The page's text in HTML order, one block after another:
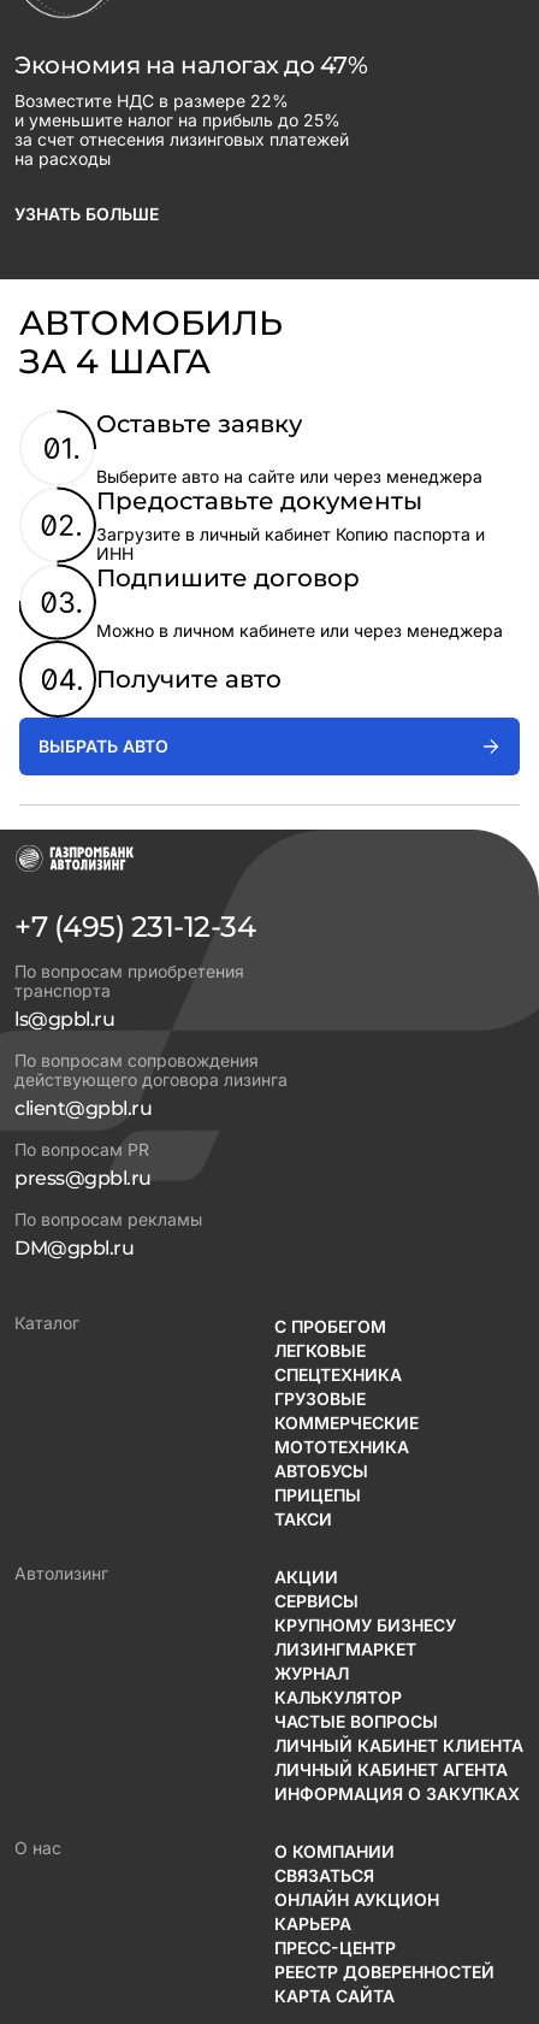
Экономия на налогах до 47%
Возместите НДС в размере 22%
и уменьшите налог на прибыль до 25%
за счет отнесения лизинговых платежей
на расходы
УЗНАТЬ БОЛЬШЕ
АВТОМОБИЛЬ
ЗА 4 ШАГА
Оставьте заявку
Выберите авто на сайте или через менеджера
Предоставьте документы
Загрузите в личный кабинет Копию паспорта и
ИНН
Подпишите договор
Можно в личном кабинете или через менеджера
Получите авто
ВЫБРАТЬ АВТО
+7 (495) 231-12-34
По вопросам приобретения
транспорта
ls@gpbl.ru
По вопросам сопровождения
действующего договора лизинга
client@gpbl.ru
По вопросам PR
press@gpbl.ru
По вопросам рекламы
DM@gpbl.ru
Каталог
С ПРОБЕГОМ
ЛЕГКОВЫЕ
СПЕЦТЕХНИКА
ГРУЗОВЫЕ
КОММЕРЧЕСКИЕ
МОТОТЕХНИКА
АВТОБУСЫ
ПРИЦЕПЫ
ТАКСИ
Автолизинг
АКЦИИ
СЕРВИСЫ
КРУПНОМУ БИЗНЕСУ
ЛИЗИНГМАРКЕТ
ЖУРНАЛ
КАЛЬКУЛЯТОР
ЧАСТЫЕ ВОПРОСЫ
ЛИЧНЫЙ КАБИНЕТ КЛИЕНТА
ЛИЧНЫЙ КАБИНЕТ АГЕНТА
ИНФОРМАЦИЯ О ЗАКУПКАХ
О нас
О КОМПАНИИ
СВЯЗАТЬСЯ
ОНЛАЙН АУКЦИОН
КАРЬЕРА
ПРЕСС-ЦЕНТР
РЕЕСТР ДОВЕРЕННОСТЕЙ
КАРТА САЙТА